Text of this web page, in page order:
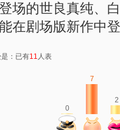
场的世良真纯、
在剧场版新作中
：已有11 人表
0
7
2